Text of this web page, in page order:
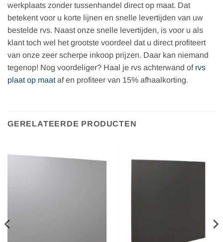
werkplaats zonder tussenhandel direct op maat. Dat
betekent voor u korte lijnen en snelle levertijden van uw
bestelde rvs. Naast onze snelle levertijden, is voor u als
klant toch wel het grootste voordeel dat u direct profiteert
van onze zeer scherpe inkoop prijzen. Daar kan niemand
tegenop! Nog voordeliger? Haal je rvs achterwand of rvs
plaat op maataf en profiteer van 15% afhaalkorting.
GERELATEERDE PRODUCTEN